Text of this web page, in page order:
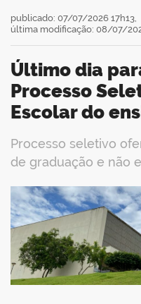
Último dia para inscrição no
Processo
Escolar do
Processo seletivo oferece 58 vagas para cursos
de graduação e não
publicado: 07/07/2026 17h13,
última modificação: 08/07/